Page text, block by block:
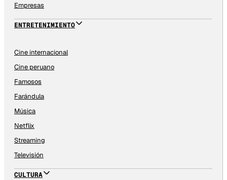
Empresas
ENTRETENIMIENTO
Cine internacional
Cine peruano
Famosos
Farándula
Música
Netflix
Streaming
Televisión
CULTURA